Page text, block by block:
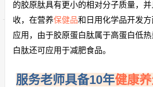
的胶原肽具有更小的相对分子质量，
收，在营养保健品和日用化学品开发
应用，由于胶原蛋白肽属于高蛋白低
白肽还可应用于减肥食品。
服务老师具备10年健康